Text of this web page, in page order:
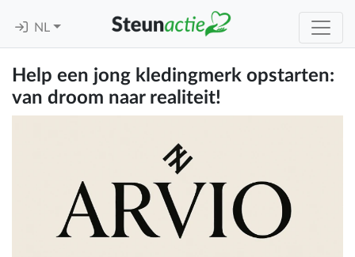
NL
Help een jong kledingmerk opstarten:
van droom naar realiteit!